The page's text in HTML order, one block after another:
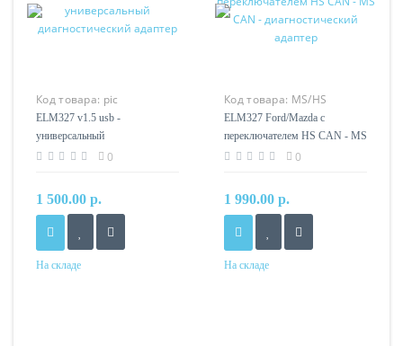
Код товара: pic
ELM327 v1.5 usb -
универсальный
диагностический адаптер
0
1 500.00 р.
На складе
Код товара: MS/HS
ELM327 Ford/Mazda с
переключателем HS CAN - MS
CAN - диагностический
0
1 990.00 р.
На складе